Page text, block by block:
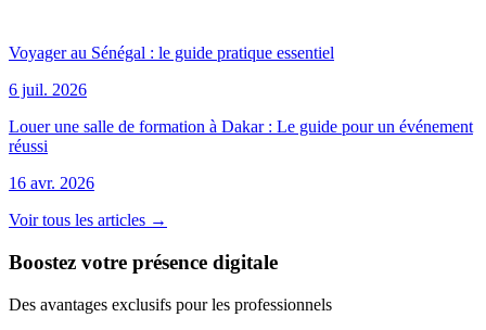
Voyager au Sénégal : le guide pratique essentiel
6 juil. 2026
Louer une salle de formation à Dakar : Le guide pour un événement
réussi
16 avr. 2026
Voir tous les articles →
Boostez votre présence digitale
Des avantages exclusifs pour les professionnels